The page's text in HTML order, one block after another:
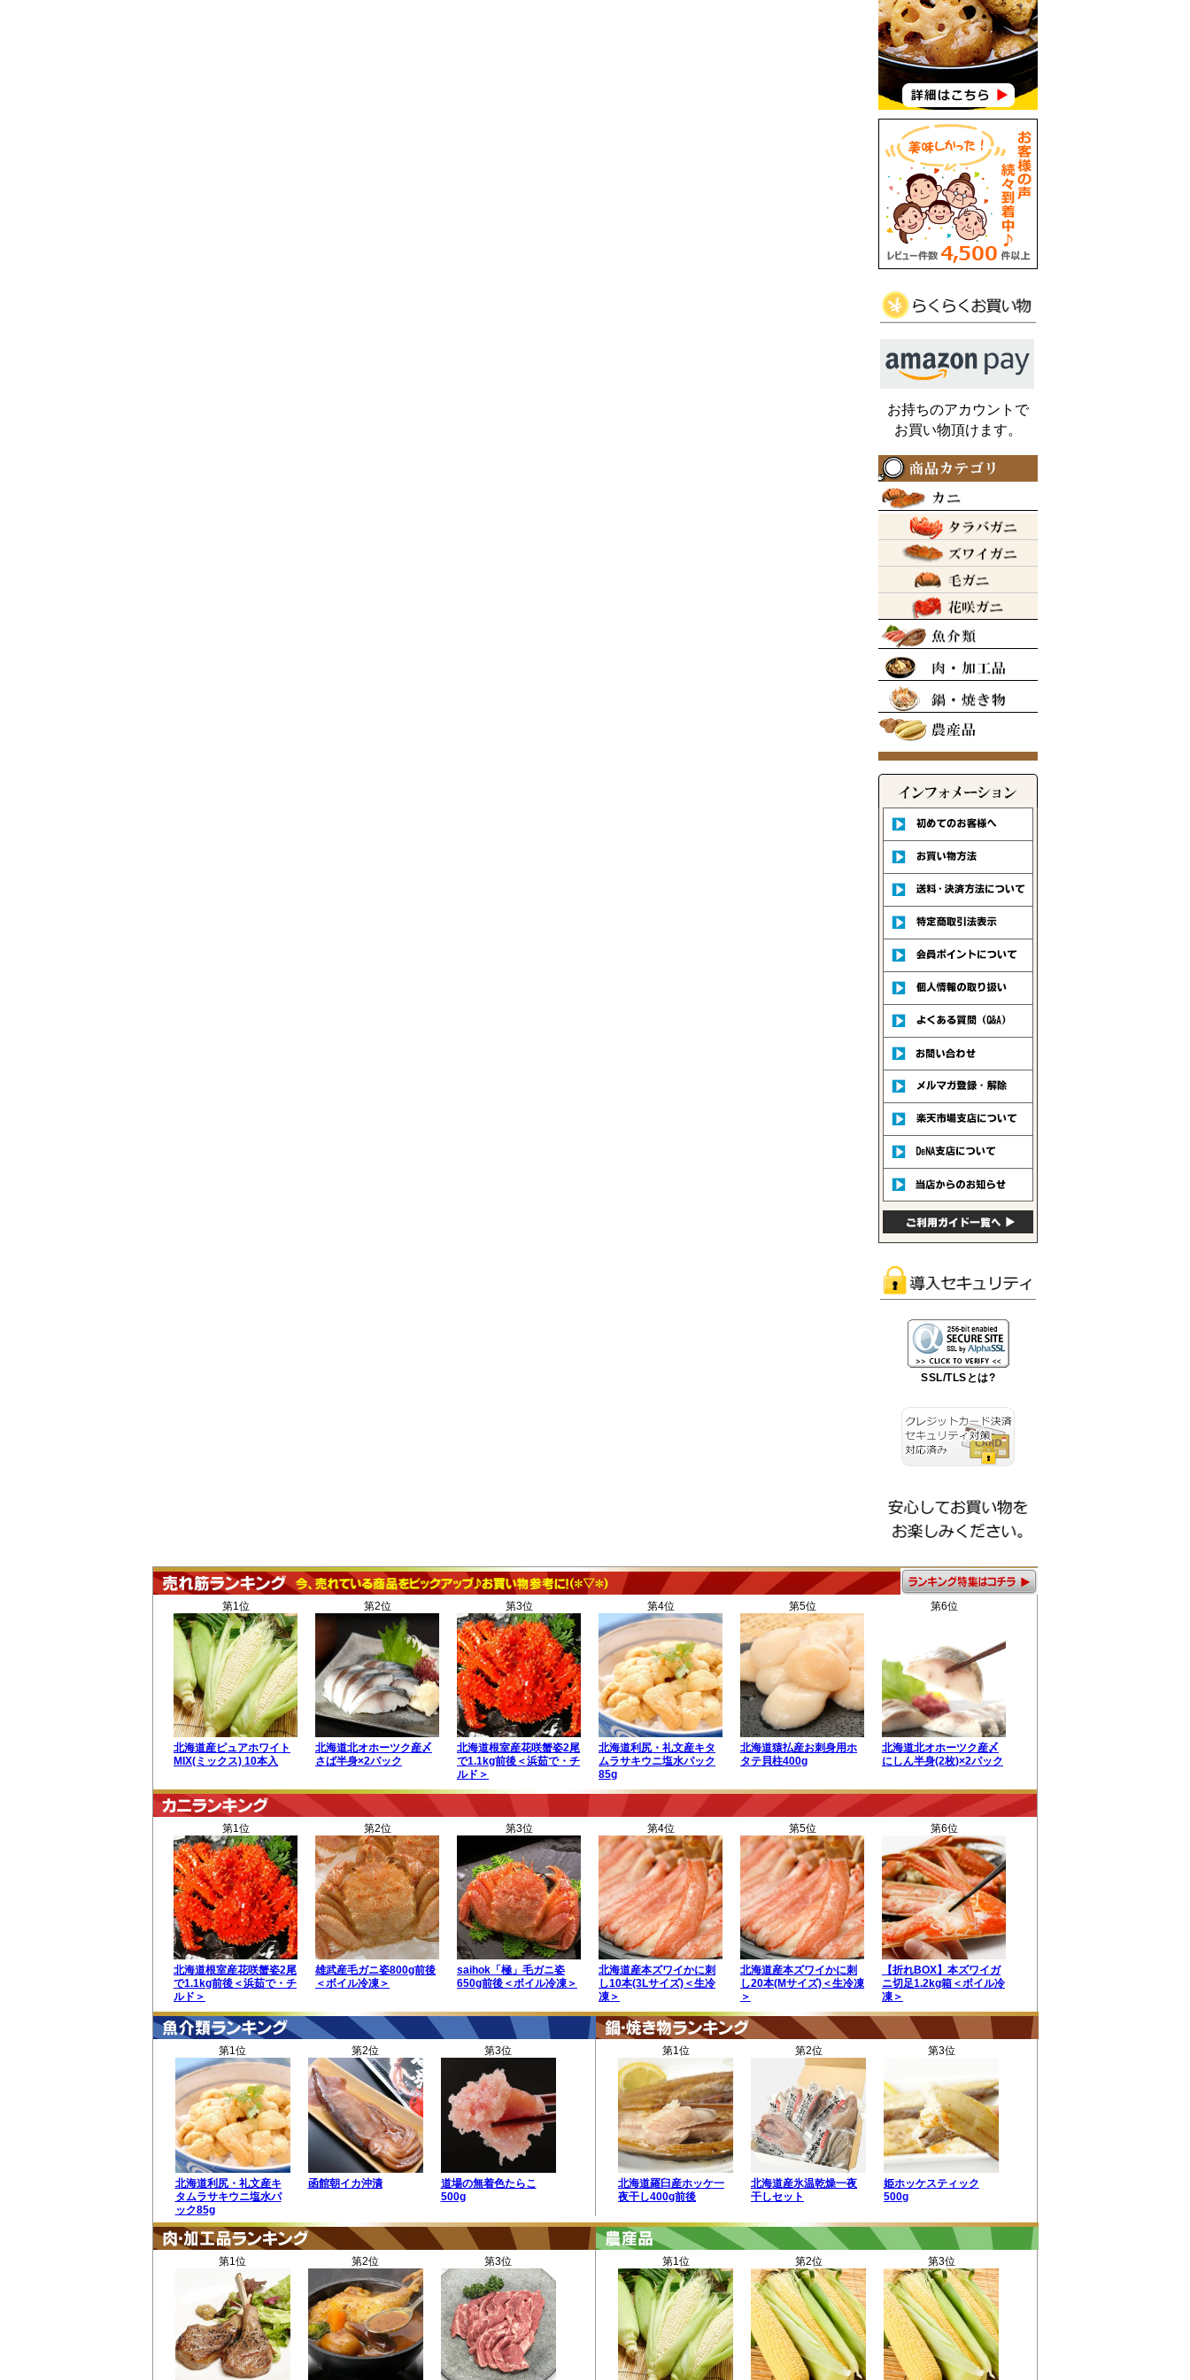
お持ちのアカウントで
お買い物頂けます。
SSL/TLSとは?
第1位
北海道産ピュアホワイト
MIX(ミックス) 10本入
第2位
北海道北オホーツク産〆
さば半身×2パック
第3位
北海道根室産花咲蟹姿2尾
で1.1kg前後＜浜茹で・チ
ルド＞
第4位
北海道利尻・礼文産キタ
ムラサキウニ塩水パック
85g
第5位
北海道猿払産お刺身用ホ
タテ貝柱400g
第6位
北海道北オホーツク産〆
にしん半身(2枚)×2パック
第1位
北海道根室産花咲蟹姿2尾
で1.1kg前後＜浜茹で・チ
ルド＞
第2位
雄武産毛ガニ姿800g前後
＜ボイル冷凍＞
第3位
saihok「極」毛ガニ姿
650g前後＜ボイル冷凍＞
第4位
北海道産本ズワイかに刺
し10本(3Lサイズ)＜生冷
凍＞
第5位
北海道産本ズワイかに刺
し20本(Mサイズ)＜生冷凍
＞
第6位
【折れBOX】本ズワイガ
ニ切足1.2kg箱＜ボイル冷
凍＞
第1位
北海道利尻・礼文産キ
タムラサキウニ塩水パ
ック85g
第2位
函館朝イカ沖漬
第3位
道場の無着色たらこ
500g
第1位
北海道羅臼産ホッケ一
夜干し400g前後
第2位
北海道産氷温乾燥一夜
干しセット
第3位
姫ホッケスティック
500g
第1位 第2位 第3位 第1位 第2位 第3位